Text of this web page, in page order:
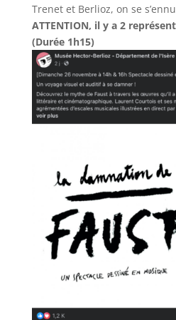
Trenet et Berlioz, on se
ATTENTION, il y a 2
(Durée 1h15)